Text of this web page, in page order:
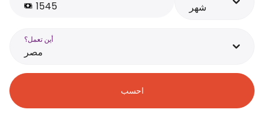
شهر
أين تعمل؟
مصر
احسب